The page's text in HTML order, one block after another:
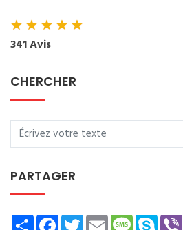
★★★★★
341 Avis
CHERCHER
PARTAGER
ShareFacebookTwitterEmailMessage
Skype